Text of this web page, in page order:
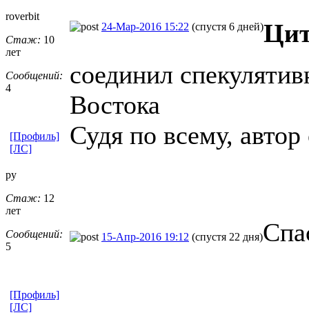
roverbit
Стаж: 10
лет
Сообщений:
4
24-Мар-2016 15:22 (спустя 6 дней)
соединил
Востока
Судя по всему, автор
[Профиль]
[ЛС]
ру
Стаж: 12
лет
Сообщений:
5
15-Апр-2016 19:12 (спустя 22 дня)
[Профиль]
[ЛС]